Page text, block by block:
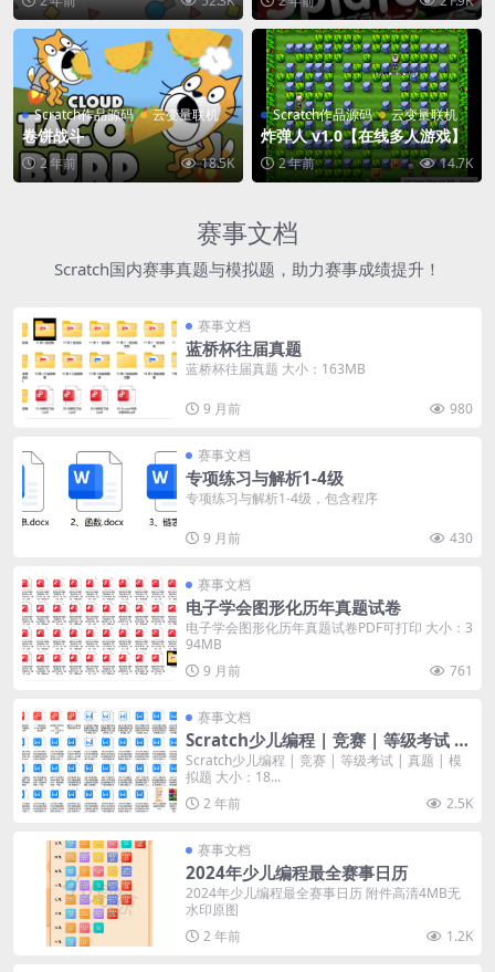
Scratch作品源码 云变量联机
卷饼战斗
2 年前 18.5K
Scratch作品源码 云变量联机
炸弹人 v1.0【在线多人游戏】
2 年前 14.7K
赛事文档
Scratch国内赛事真题与模拟题，助力赛事成绩提升！
赛事文档
蓝桥杯往届真题
蓝桥杯往届真题 大小：163MB
9 月前 980
赛事文档
专项练习与解析1-4级
专项练习与解析1-4级，包含程序
9 月前 430
赛事文档
电子学会图形化历年真题试卷
电子学会图形化历年真题试卷PDF可打印 大小：3
94MB
9 月前
761
赛事文档
Scratch少儿编程 | 竞赛 | 等级考试 |
真题 | 模拟题
Scratch少儿编程 | 竞赛 | 等级考试 | 真题 | 模
拟题 大小：18...
2 年前
2.5K
赛事文档
2024年少儿编程最全赛事日历
2024年少儿编程最全赛事日历 附件高清4MB无
水印原图
2 年前
1.2K